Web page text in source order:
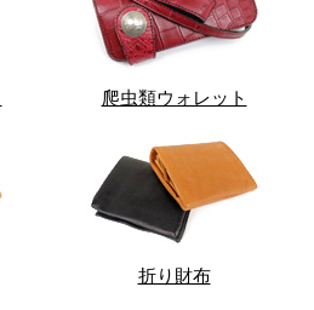
爬虫類ウォレット
折り財布